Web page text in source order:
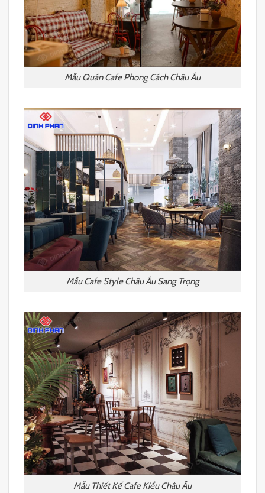
Mẫu Quán Cafe Phong Cách Châu Âu
Mẫu Cafe Style Châu Âu Sang Trọng
Mẫu Thiết Kế Cafe Kiểu Châu Âu